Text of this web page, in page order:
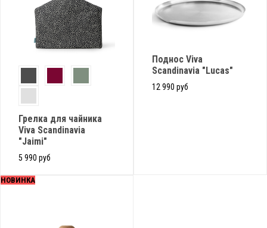
Грелка для чайника
Viva Scandinavia
"Jaimi"
5 990 руб
Поднос Viva
Scandinavia "Lucas"
12 990 руб
НОВИНКА